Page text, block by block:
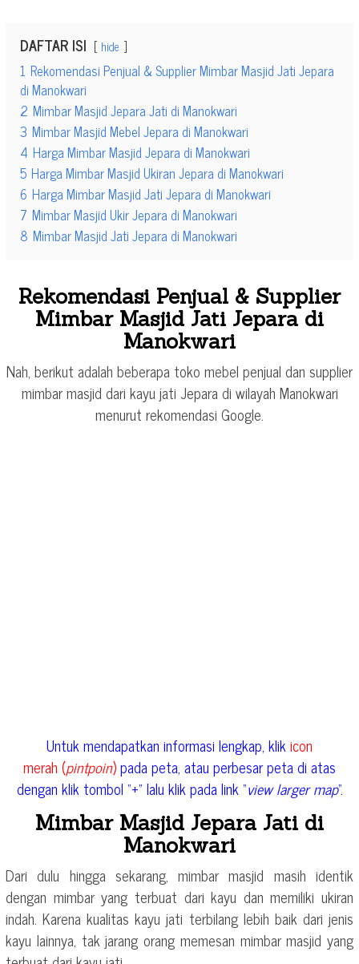
DAFTAR ISI hide
1 Rekomendasi Penjual & Supplier Mimbar Masjid Jati Jepara
di Manokwari
2 Mimbar Masjid Jepara Jati di Manokwari
3 Mimbar Masjid Mebel Jepara di Manokwari
4 Harga Mimbar Masjid Jepara di Manokwari
5 Harga Mimbar Masjid Ukiran Jepara di Manokwari
6 Harga Mimbar Masjid Jati Jepara di Manokwari
7 Mimbar Masjid Ukir Jepara di Manokwari
8 Mimbar Masjid Jati Jepara di Manokwari
Rekomendasi Penjual & Supplier
Mimbar Masjid Jati Jepara di
Manokwari
Nah, berikut adalah beberapa toko mebel penjual dan supplier
mimbar masjid dari kayu jati Jepara di wilayah Manokwari
menurut rekomendasi Google.
Untuk mendapatkan informasi lengkap, klikicon
merah (pintpoin)pada peta, atau perbesar peta di atas
dengan klik tombol “+” lalu klik pada link “view larger map“.
Mimbar Masjid Jepara Jati di
Manokwari
Dari dulu hingga sekarang, mimbar masjid masih identik
dengan mimbar yang terbuat dari kayu dan memiliki ukiran
indah. Karena kualitas kayu jati terbilang lebih baik dari jenis
kayu lainnya, tak jarang orang memesan mimbar masjid yang